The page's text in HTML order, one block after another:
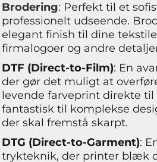
Brodering: Perfekt til et
professionelt udseende.
elegant finish til dine
firmalogoer og andre
DTF (Direct-to-Film): En
der gør det muligt at
levende farveprint direkte til
fantastisk til komplekse
der skal fremstå skarpt.
DTG (Direct-to-Garment):
trykteknik, der printer blæk